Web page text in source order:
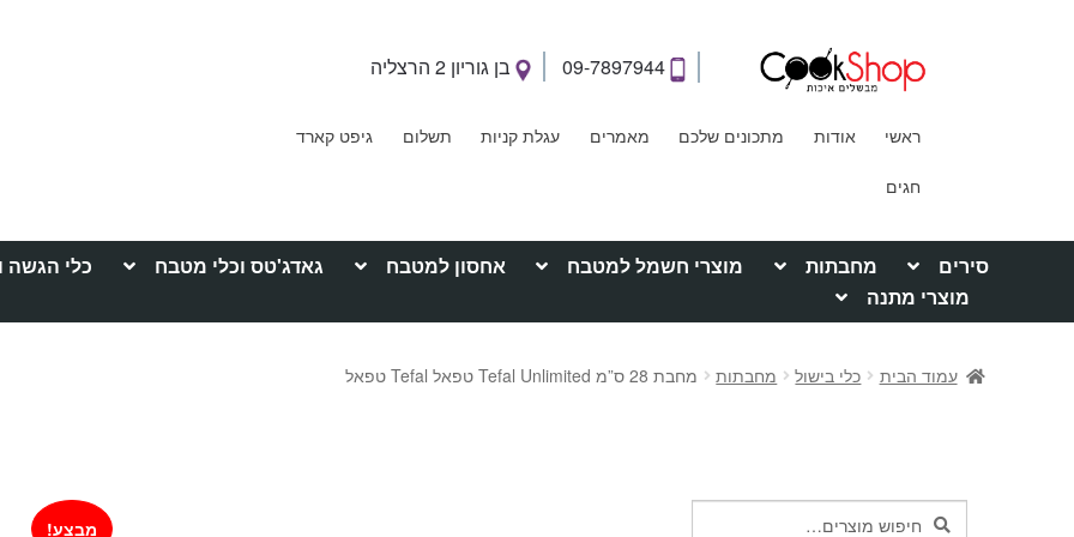
09-7897944 בן גוריון 2 הרצליה
ראשי אודות מתכונים שלכם מאמרים עגלת קניות תשלום גיפט קארד
חגים
סירים מחבתות מוצרי חשמל למטבח אחסון למטבח גאדג'טס וכלי מטבח כלי הגשה
מוצרי מתנה
עמוד הבית כלי בישול מחבתות מחבת 28 ס”מ Tefal Unlimited טפאל Tefal טפאל
מבצע!
חיפושחיפוש